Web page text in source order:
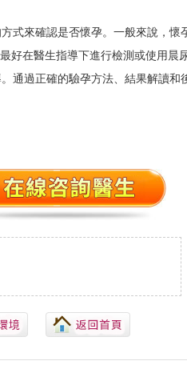
式來確認是否懷孕。一般來說，懷
好在醫生指導下進行檢測或使用晨
通過正確的驗孕方法、結果解讀和